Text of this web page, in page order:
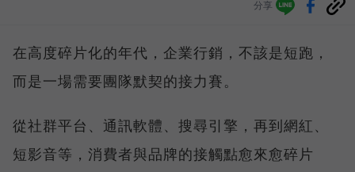
分享
在高度碎片化的年代，企業行銷，不該是短跑，
而是一場需要團隊默契的接力賽。
從社群平台、通訊軟體、搜尋引擎，再到網紅、
短影音等，消費者與品牌的接觸點愈來愈碎片